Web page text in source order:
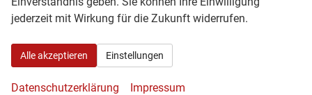
jederzeit mit Wirkung für die Zukunft widerrufen.
Alle akzeptieren Einstellungen
Datenschutzerklärung Impressum